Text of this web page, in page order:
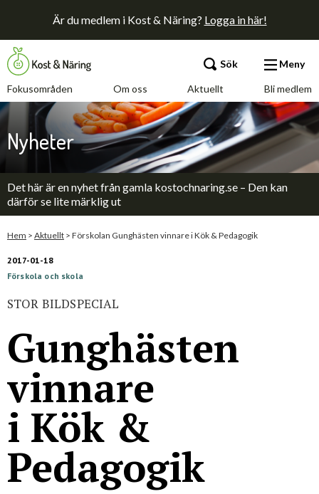
Är du medlem i Kost & Näring? Logga in här!
Fokusområden Om oss Aktuellt Bli medlem
Sök Meny
Fokusområden
Om oss
Aktuellt
Bli medlem
Nyheter
Det här är en nyhet från gamla kostochnaring.se – Den kan
därför se lite märklig ut
Hem > Aktuellt > Förskolan Gunghästen vinnare i Kök & Pedagogik
2017-01-18
Förskola och skola
STOR BILDSPECIAL
Gunghästen
vinnare
i Kök &
Pedagogik